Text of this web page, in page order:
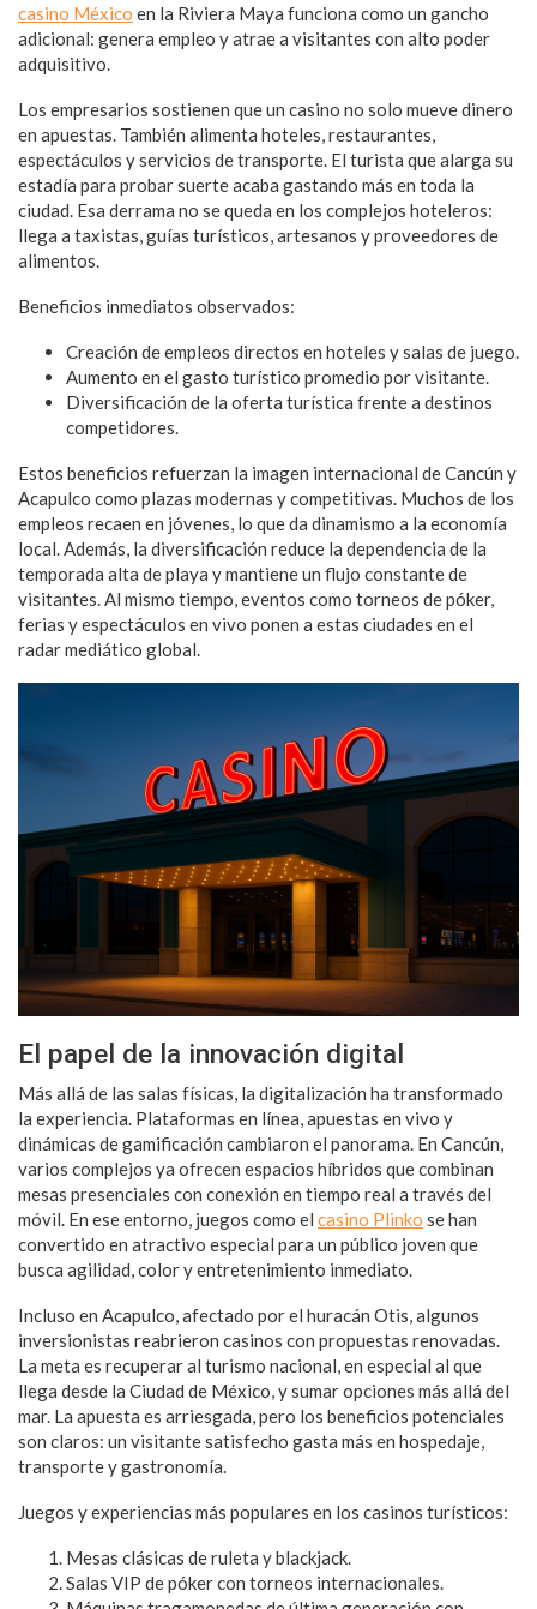
casino México en la Riviera Maya funciona como un gancho
adicional: genera empleo y atrae a visitantes con alto poder
adquisitivo.
Los empresarios sostienen que un casino no solo mueve dinero
en apuestas. También alimenta hoteles, restaurantes,
espectáculos y servicios de transporte. El turista que alarga su
estadía para probar suerte acaba gastando más en toda la
ciudad. Esa derrama no se queda en los complejos hoteleros:
llega a taxistas, guías turísticos, artesanos y proveedores de
alimentos.
Beneficios inmediatos observados:
Creación de empleos directos en hoteles y salas de juego.
Aumento en el gasto turístico promedio por visitante.
Diversificación de la oferta turística frente a destinos
competidores.
Estos beneficios refuerzan la imagen internacional de Cancún y
Acapulco como plazas modernas y competitivas. Muchos de los
empleos recaen en jóvenes, lo que da dinamismo a la economía
local. Además, la diversificación reduce la dependencia de la
temporada alta de playa y mantiene un flujo constante de
visitantes. Al mismo tiempo, eventos como torneos de póker,
ferias y espectáculos en vivo ponen a estas ciudades en el
radar mediático global.
El papel de la innovación digital
Más allá de las salas físicas, la digitalización ha transformado
la experiencia. Plataformas en línea, apuestas en vivo y
dinámicas de gamificación cambiaron el panorama. En Cancún,
varios complejos ya ofrecen espacios híbridos que combinan
mesas presenciales con conexión en tiempo real a través del
móvil. En ese entorno, juegos como el casino Plinko se han
convertido en atractivo especial para un público joven que
busca agilidad, color y entretenimiento inmediato.
Incluso en Acapulco, afectado por el huracán Otis, algunos
inversionistas reabrieron casinos con propuestas renovadas.
La meta es recuperar al turismo nacional, en especial al que
llega desde la Ciudad de México, y sumar opciones más allá del
mar. La apuesta es arriesgada, pero los beneficios potenciales
son claros: un visitante satisfecho gasta más en hospedaje,
transporte y gastronomía.
Juegos y experiencias más populares en los casinos turísticos:
Mesas clásicas de ruleta y blackjack.
Salas VIP de póker con torneos internacionales.